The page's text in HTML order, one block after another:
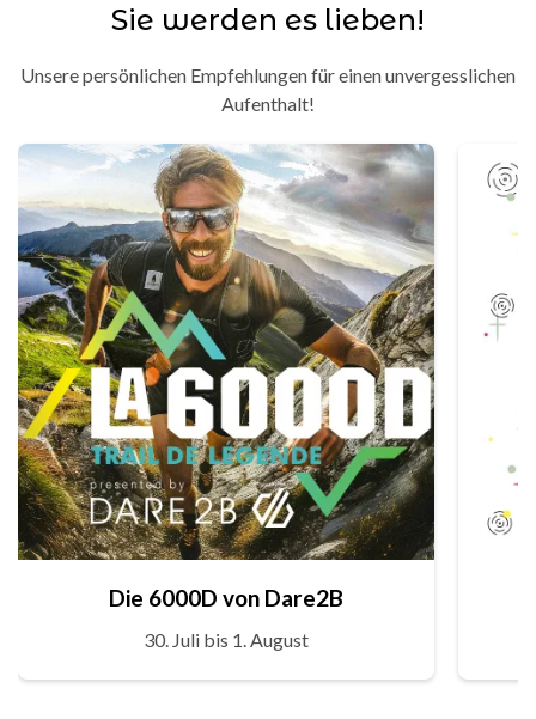
Sie werden es lieben!
Unsere persönlichen Empfehlungen für einen unvergesslichen
Aufenthalt!
Die 6000D von Dare2B
30. Juli bis 1. August